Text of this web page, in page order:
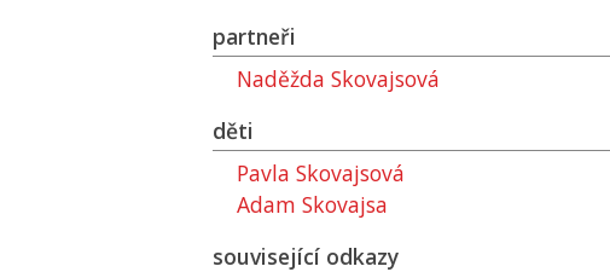
partneři
Naděžda Skovajsová
děti
Pavla Skovajsová
Adam Skovajsa
související odkazy